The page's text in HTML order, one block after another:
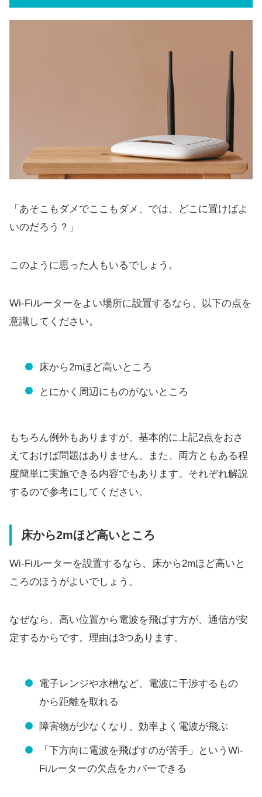
「あそこもダメでここもダメ、では、どこに置けばよ
いのだろう？」
このように思った人もいるでしょう。
Wi-Fiルーターをよい場所に設置するなら、以下の点を
意識してください。
床から2mほど高いところ
とにかく周辺にものがないところ
もちろん例外もありますが、基本的に上記2点をおさ
えておけば問題はありません。また、両方ともある程
度簡単に実施できる内容でもあります。それぞれ解説
するので参考にしてください。
床から2mほど高いところ
Wi-Fiルーターを設置するなら、床から2mほど高いと
ころのほうがよいでしょう。
なぜなら、高い位置から電波を飛ばす方が、通信が安
定するからです。理由は3つあります。
電子レンジや水槽など、電波に干渉するもの
から距離を取れる
障害物が少なくなり、効率よく電波が飛ぶ
「下方向に電波を飛ばすのが苦手」というWi-
Fiルーターの欠点をカバーできる